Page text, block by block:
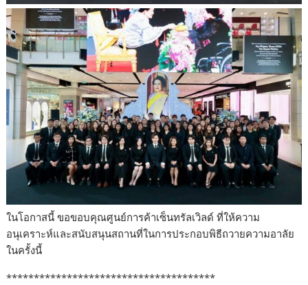
ในโอกาสนี้ ขอขอบคุณศูนย์การค้าเซ็นทรัลเวิลด์ ที่ให้ความ
อนุเคราะห์และสนับสนุนสถานที่ในการประกอบพิธีถวายความอาลัย
ในครั้งนี้
**************************************